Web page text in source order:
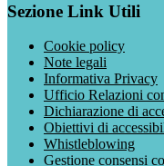
Sezione Link Utili
Cookie policy
Note legali
Informativa Privacy
Ufficio Relazioni
Dichiarazione di
Obiettivi di
Whistleblowing
Gestione consensi